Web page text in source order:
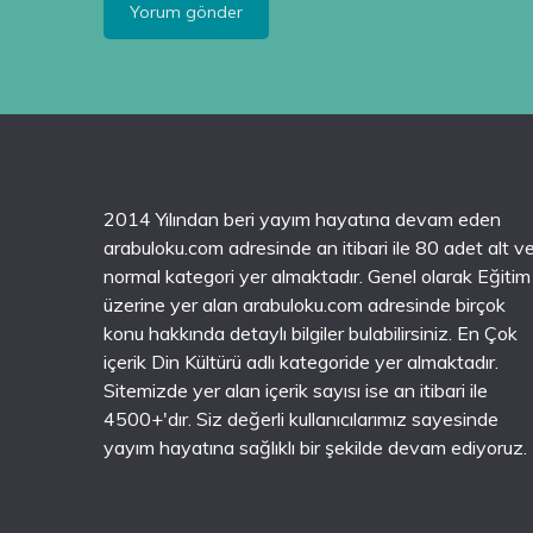
2014 Yılından beri yayım hayatına devam eden
arabuloku.com adresinde an itibari ile 80 adet alt
normal kategori yer almaktadır. Genel olarak Eğitim
üzerine yer alan arabuloku.com adresinde birçok
konu hakkında detaylı bilgiler bulabilirsiniz. En Çok
içerik Din Kültürü adlı kategoride yer almaktadır.
Sitemizde yer alan içerik sayısı ise an itibari ile
4500+'dır. Siz değerli kullanıcılarımız sayesinde
yayım hayatına sağlıklı bir şekilde devam ediyoruz.